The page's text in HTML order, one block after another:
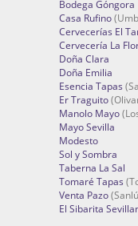
Bodega Góngora
Casa Rufino
Cervecerías El
Cervecería La
Doña Clara
Doña Emilia
Esencia Tapas
Er Traguito
Manolo Mayo
Mayo Sevilla
Modesto
Sol y Sombra
Taberna La Sal
Tomaré Tapas
Venta Pazo
El Sibarita